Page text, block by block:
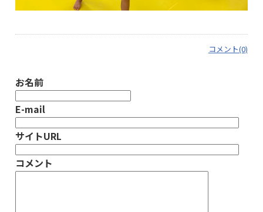
コメント(0)
お名前
E-mail
サイトURL
コメント